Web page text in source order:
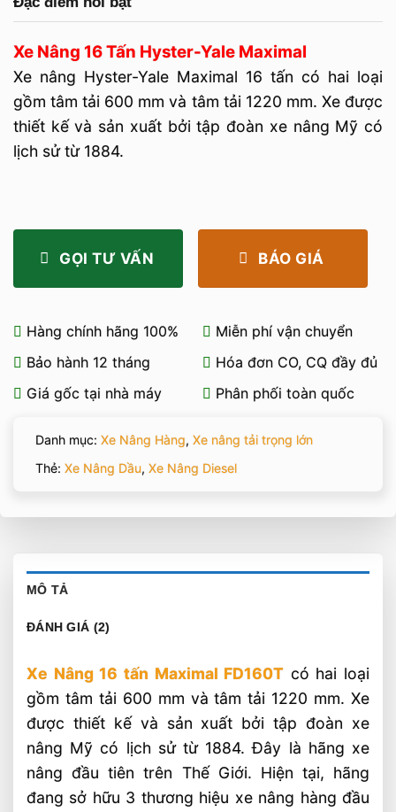
giá
Xe Nâng 16 Tấn Hyster-Yale Maximal
Xe nâng Hyster-Yale Maximal 16 tấn có hai loại
gồm tâm tải 600 mm và tâm tải 1220 mm. Xe được
thiết kế và sản xuất bởi tập đoàn xe nâng Mỹ có
lịch sử từ 1884.
GỌI TƯ VẤN BÁO GIÁ
Hàng chính hãng 100%
Miễn phí vận chuyển
Bảo hành 12 tháng
Hóa đơn CO, CQ đầy đủ
Giá gốc tại nhà máy
Phân phối toàn quốc
Danh mục: Xe Nâng Hàng, Xe nâng tải trọng lớn
Thẻ: Xe Nâng Dầu, Xe Nâng Diesel
MÔ TẢ
ĐÁNH GIÁ (2)
Xe Nâng 16 tấn Maximal FD160T có hai loại
gồm tâm tải 600 mm và tâm tải 1220 mm. Xe
được thiết kế và sản xuất bởi tập đoàn xe
nâng Mỹ có lịch sử từ 1884. Đây là hãng xe
nâng đầu tiên trên Thế Giới. Hiện tại, hãng
đang sở hữu 3 thương hiệu xe nâng hàng đầu